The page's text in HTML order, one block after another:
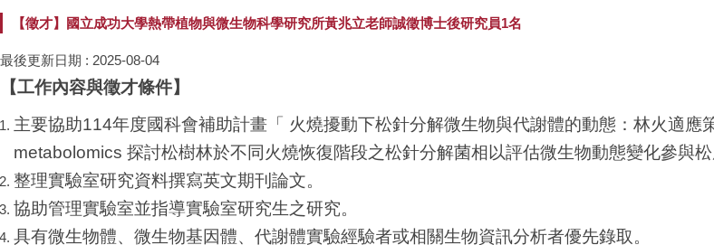
【徵才】國立成功大學熱帶植物與微生物科學研究所黃兆立老師誠徵博士後研究員1名
最後更新日期 : 2025-08-04
【工作內容與徵才條件】
主要協助114年度國科會補助計畫「 火燒擾動下松針分解微生物與代謝體的動態：林火適
metabolomics 探討松樹林於不同火燒恢復階段之松針分解菌相以評估微生物動態變化參與松
整理實驗室研究資料撰寫英文期刊論文。
協助管理實驗室並指導實驗室研究生之研究。
具有微生物體、微生物基因體、代謝體實驗經驗者或相關生物資訊分析者優先錄取。